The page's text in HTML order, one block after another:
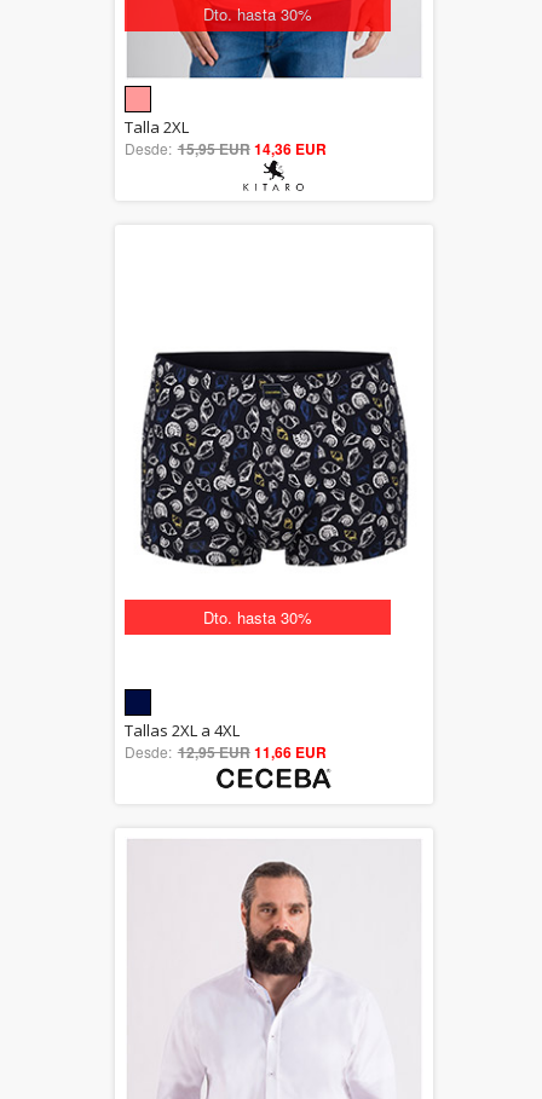
Dto. hasta 30%
out of 5
Talla 2XL
Desde: 15,95 EUR14,36 EUR
Dto. hasta 30%
5.00
out of 5
Tallas 2XL a 4XL
Desde: 12,95 EUR11,66 EUR